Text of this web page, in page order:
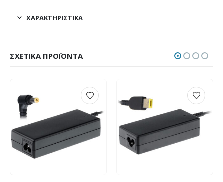
ΧΑΡΑΚΤΗΡΙΣΤΙΚΆ
ΣΧΕΤΙΚΆ ΠΡΟΪΌΝΤΑ